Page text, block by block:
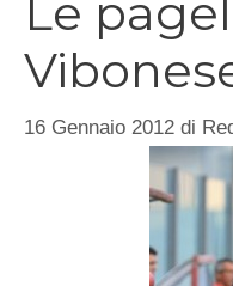
Le
16 Gennaio 2012 di